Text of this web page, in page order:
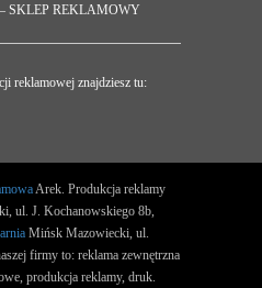
– SKLEP REKLAMOWY
reklamowej znajdziesz tu:
Arek. Produkcja reklamy
ul. J. Kochanowskiego 8b,
Mińsk Mazowiecki, ul.
firmy to: reklama zewnętrzna
produkcja reklamy, druk.